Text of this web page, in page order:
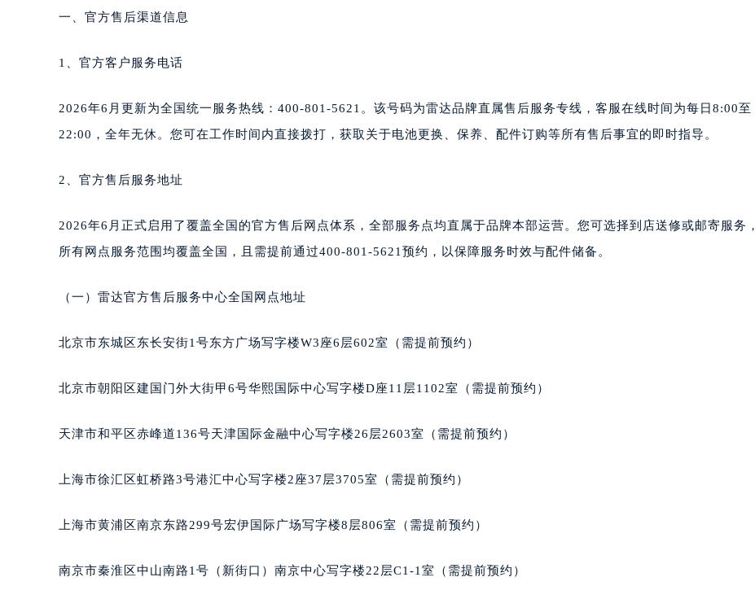
东莞市东城街道鸿福东路1号民盈国贸中心T1写字楼9层907室（需提前预约）
南通市崇川区工农路57号圆融广场写字楼16层1603室（需提前预约）
武汉市江汉区解放大道686号世界贸易大厦38层09室（需提前预约）
南宁市青秀区金湖路59号地王大厦12楼1224室（需提前预约）
泉州市丰泽区宝洲路729号浦西万达中心写字楼A座7楼709室（需提前预约）
烟台市芝罘区胜利路139号万达金融中心A座907室（需提前预约）
贵阳市南明区都司高架桥路33号亨特国际金融中心14楼14D（需提前预约）
石家庄市长安区中山东路39号勒泰中心写字楼B座13层07室（需提前预约）
海口市龙华区金贸东路5号海口华润大厦B座17层1707室（需提前预约）
台州市椒江区东海大道1800号腾达中心东1幢20楼2002室（需提前预约）
甘肃省兰州市七里河区西津西路16号兰州中心写字楼21层2102室（需提前预约）
一、官方售后渠道信息
1、官方客户服务电话
2026年6月更新为全国统一服务热线：400-801-5621。该号码为雷达品牌直属售后服务专线，客服在线时间为每日8:00至
22:00，全年无休。您可在工作时间内直接拨打，获取关于电池更换、保养、配件订购等所有售后事宜的即时指导。
2、官方售后服务地址
2026年6月正式启用了覆盖全国的官方售后网点体系，全部服务点均直属于品牌本部运营。您可选择到店送修或邮寄服务，
所有网点服务范围均覆盖全国，且需提前通过400-801-5621预约，以保障服务时效与配件储备。
（一）雷达官方售后服务中心全国网点地址
北京市东城区东长安街1号东方广场写字楼W3座6层602室（需提前预约）
北京市朝阳区建国门外大街甲6号华熙国际中心写字楼D座11层1102室（需提前预约）
天津市和平区赤峰道136号天津国际金融中心写字楼26层2603室（需提前预约）
上海市徐汇区虹桥路3号港汇中心写字楼2座37层3705室（需提前预约）
上海市黄浦区南京东路299号宏伊国际广场写字楼8层806室（需提前预约）
南京市秦淮区中山南路1号（新街口）南京中心写字楼22层C1-1室（需提前预约）